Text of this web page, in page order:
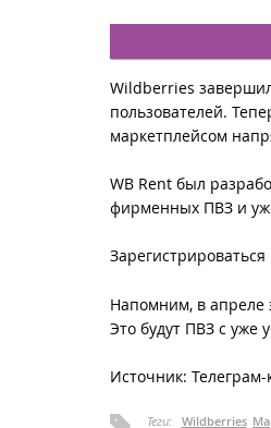
Wildberries
пользователей.
маркетплейсом
WB Rent был
фирменных ПВЗ и
Напомним, в апреле
Это будут ПВЗ с
Источник: Телеграм-
Теги: Wildberries